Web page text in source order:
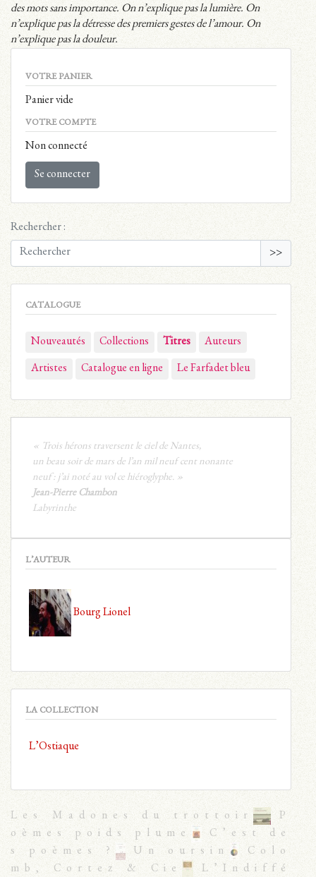
des mots sans importance. On n’explique pas la lumière. On
n’explique pas la détresse des premiers gestes de l’amour. On
n’explique pas la douleur.
VOTRE PANIER
Panier vide
VOTRE COMPTE
Non connecté
Se connecter
Rechercher :
>>
CATALOGUE
Nouveautés Collections Titres Auteurs
Artistes Catalogue en ligne Le Farfadet bleu
« Trois hérons traversent le ciel de Nantes,
un beau soir de mars de l’an mil neuf cent nonante
neuf : j’ai noté au vol ce hiéroglyphe. »
Jean-Pierre Chambon
Labyrinthe
L’AUTEUR
Bourg Lionel
LA COLLECTION
L’Ostiaque
Les Madones du trottoir
P
oèmes poids plume
C’est de
s poèmes ?
Un oursin
Colo
mb, Cortez & Cie
L’Indiffé